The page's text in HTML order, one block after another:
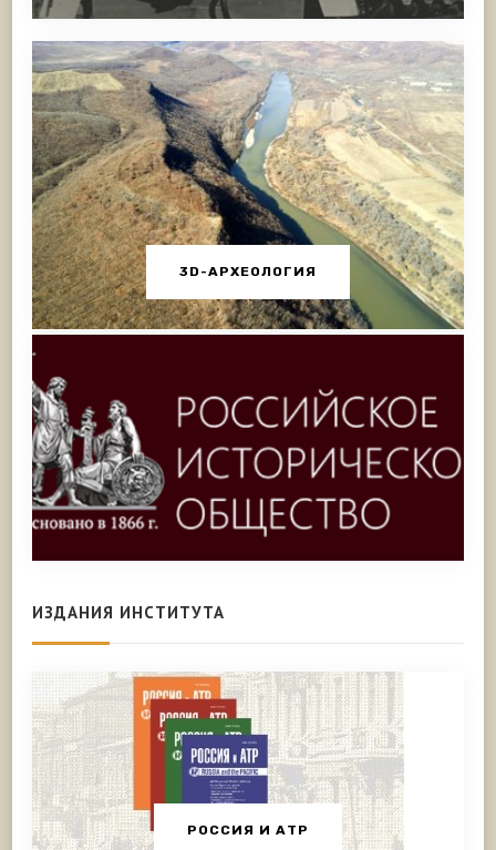
3D-АРХЕОЛОГИЯ
ИЗДАНИЯ ИНСТИТУТА
РОССИЯ И АТР